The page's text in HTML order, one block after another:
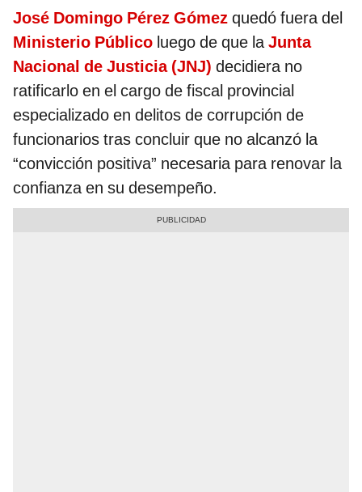
José Domingo Pérez Gómez quedó fuera del
Ministerio Público luego de que laJunta
Nacional de Justicia (JNJ) decidiera no
ratificarlo en el cargo de fiscal provincial
especializado en delitos de corrupción de
funcionarios tras concluir que no alcanzó la
“convicción positiva” necesaria para renovar la
confianza en su desempeño.